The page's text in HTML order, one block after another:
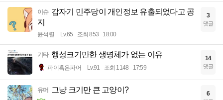
이슈 갑자기 민주당이 개인정보 유출되었다고 공
지
윤석렬 Lv.65 조회 853 18:00
3
댓글
기타 행성크기만한 생명체가 없는 이유
파이혹은파어 Lv.91 조회 1148 17:59
14
댓글
유머 그냥 크기만 큰 고양이? 6